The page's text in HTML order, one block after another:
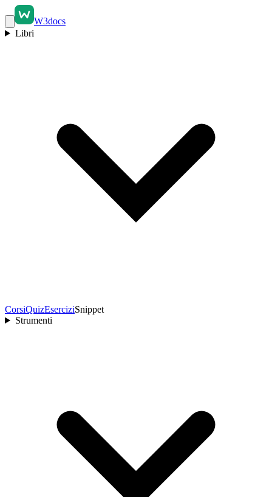
W3docs
Libri
CorsiQuizEserciziSnippet
Strumenti